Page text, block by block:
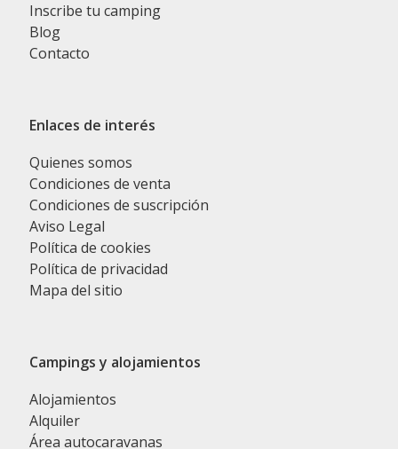
Inscribe tu camping
Blog
Contacto
Enlaces de interés
Quienes somos
Condiciones de venta
Condiciones de suscripción
Aviso Legal
Política de cookies
Política de privacidad
Mapa del sitio
Campings y alojamientos
Alojamientos
Alquiler
Área autocaravanas